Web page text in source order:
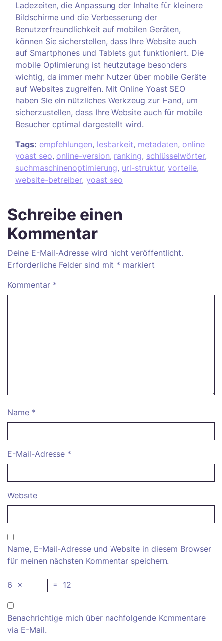
Ladezeiten, die Anpassung der Inhalte für kleinere
Bildschirme und die Verbesserung der
Benutzerfreundlichkeit auf mobilen Geräten,
können Sie sicherstellen, dass Ihre Website auch
auf Smartphones und Tablets gut funktioniert. Die
mobile Optimierung ist heutzutage besonders
wichtig, da immer mehr Nutzer über mobile Geräte
auf Websites zugreifen. Mit Online Yoast SEO
haben Sie ein nützliches Werkzeug zur Hand, um
sicherzustellen, dass Ihre Website auch für mobile
Besucher optimal dargestellt wird.
Tags: empfehlungen, lesbarkeit, metadaten, online
yoast seo, online-version, ranking, schlüsselwörter,
suchmaschinenoptimierung, url-struktur, vorteile,
website-betreiber, yoast seo
Schreibe einen
Kommentar
Deine E-Mail-Adresse wird nicht veröffentlicht.
Erforderliche Felder sind mit * markiert
Kommentar *
Name *
E-Mail-Adresse *
Website
Name, E-Mail-Adresse und Website in diesem Browser
für meinen nächsten Kommentar speichern.
6 × = 12
Benachrichtige mich über nachfolgende Kommentare
via E-Mail.